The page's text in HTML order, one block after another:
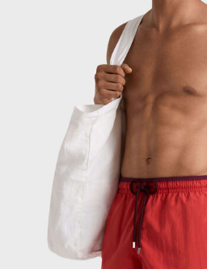
Pantaloncini mare
Classico stretch
Classico ultraleggero
Ricamati Edizione Numerata
Cintura piatta
Classico corto
Classico lungo
Rash guard
Vedi tutti i Costumi da bagno
Abbigliamento